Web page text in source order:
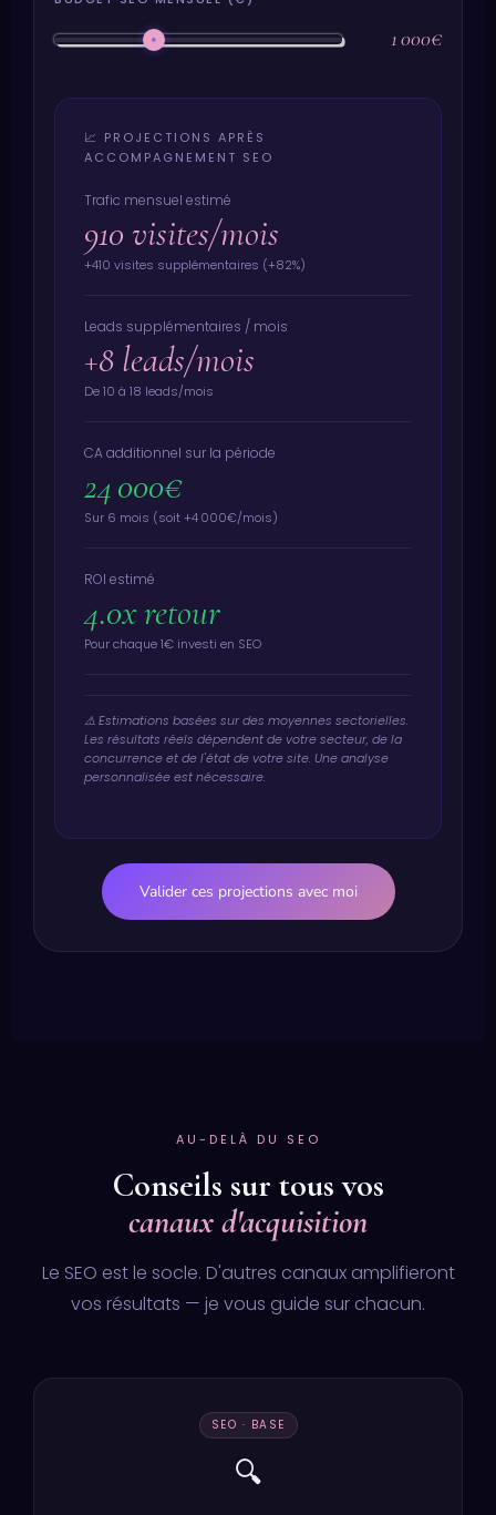
1 000€
📈 PROJECTIONS APRÈS
ACCOMPAGNEMENT SEO
Trafic mensuel estimé
910 visites/mois
+410 visites supplémentaires (+82%)
Leads supplémentaires / mois
+8 leads/mois
De 10 à 18 leads/mois
CA additionnel sur la période
24 000€
Sur 6 mois (soit +4 000€/mois)
ROI estimé
4.0x retour
Pour chaque 1€ investi en SEO
⚠️ Estimations basées sur des moyennes sectorielles.
Les résultats réels dépendent de votre secteur, de la
concurrence et de l'état de votre site. Une analyse
personnalisée est nécessaire.
Valider ces projections avec moi
AU-DELÀ DU SEO
Conseils sur tous vos
canaux d'acquisition
Le SEO est le socle. D'autres canaux amplifieront
vos résultats — je vous guide sur chacun.
SEO · BASE
🔍